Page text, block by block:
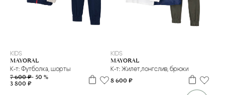
KIDS
MAYORAL
К-т: Футболка, шорты
7 600 ₽- 50 %
3 800 ₽
KIDS
MAYORAL
К-т: Жилет,лонгслив, брюки
8 600 ₽